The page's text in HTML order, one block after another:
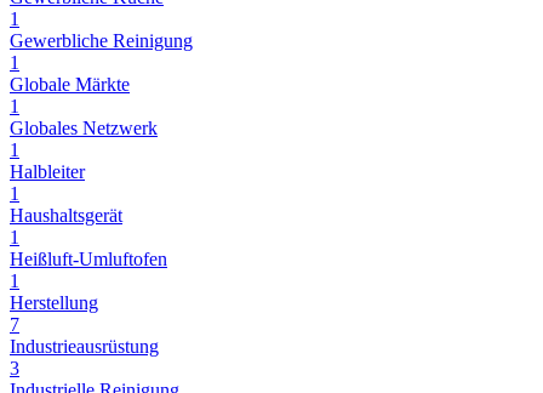
1
Gewerbliche Reinigung
1
Globale Märkte
1
Globales Netzwerk
1
Halbleiter
1
Haushaltsgerät
1
Heißluft-Umluftofen
1
Herstellung
7
Industrieausrüstung
3